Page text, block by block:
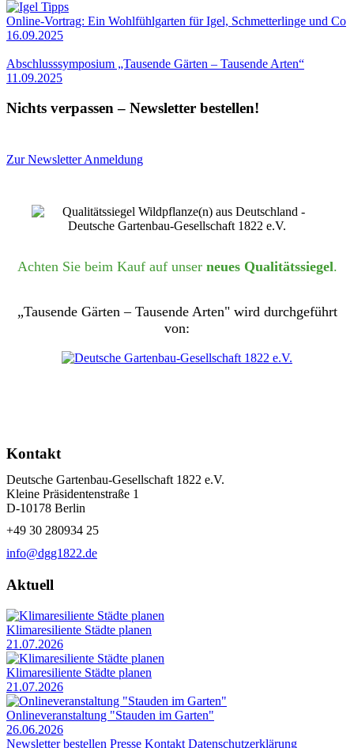
Online-Vortrag: Ein Wohlfühlgarten für Igel, Schmetterlinge und Co
16.09.2025
Abschlusssymposium „Tausende Gärten – Tausende Arten“
11.09.2025
Nichts verpassen – Newsletter bestellen!
Zur Newsletter Anmeldung
Achten Sie beim Kauf auf unser neues Qualitätssiegel.
„Tausende Gärten – Tausende Arten" wird durchgeführt
von:
Kontakt
Deutsche Gartenbau-Gesellschaft 1822 e.V.
Kleine Präsidentenstraße 1
D-10178 Berlin
+49 30 280934 25
info@dgg1822.de
Aktuell
Klimaresiliente Städte planen
21.07.2026
Klimaresiliente Städte planen
21.07.2026
Onlineveranstaltung "Stauden im Garten"
26.06.2026
Newsletter bestellen Presse Kontakt Datenschutzerklärung